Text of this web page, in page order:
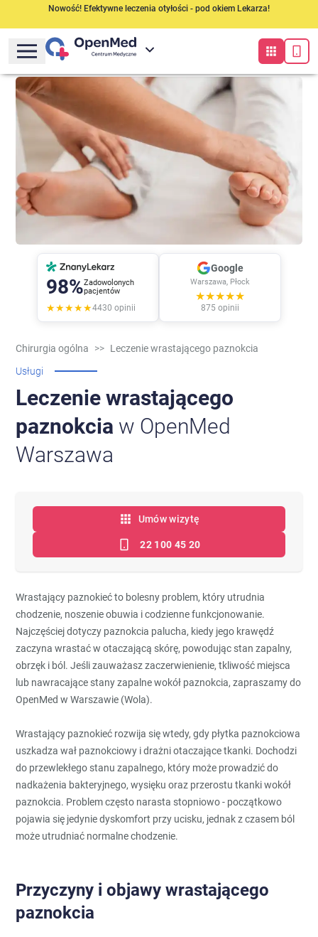
Nowość! Efektywne leczenia otyłości - pod okiem Lekarza!
98%Zadowolonych
pacjentów
★★★★★4430 opinii
Google
Warszawa, Płock
★★★★★
875 opinii
Chirurgia ogólna >> Leczenie wrastającego paznokcia
Usługi
Leczenie wrastającego
paznokcia w OpenMed
Warszawa
Umów wizytę
22 100 45 20
Wrastający paznokieć to bolesny problem, który utrudnia
chodzenie, noszenie obuwia i codzienne funkcjonowanie.
Najczęściej dotyczy paznokcia palucha, kiedy jego krawędź
zaczyna wrastać w otaczającą skórę, powodując stan zapalny,
obrzęk i ból. Jeśli zauważasz zaczerwienienie, tkliwość miejsca
lub nawracające stany zapalne wokół paznokcia, zapraszamy do
OpenMed w Warszawie (Wola).
Wrastający paznokieć rozwija się wtedy, gdy płytka paznokciowa
uszkadza wał paznokciowy i drażni otaczające tkanki. Dochodzi
do przewlekłego stanu zapalnego, który może prowadzić do
nadkażenia bakteryjnego, wysięku oraz przerostu tkanki wokół
paznokcia. Problem często narasta stopniowo - początkowo
pojawia się jedynie dyskomfort przy ucisku, jednak z czasem ból
może utrudniać normalne chodzenie.
Przyczyny i objawy wrastającego
paznokcia